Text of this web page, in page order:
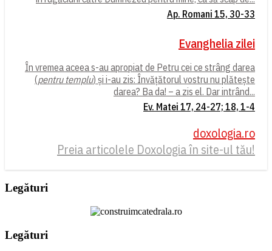
Ap. Romani 15, 30-33
Evanghelia zilei
În vremea aceea s-au apropiat de Petru cei ce strâng darea
(pentru templu) și i-au zis: Învățătorul vostru nu plătește
darea? Ba da! – a zis el. Dar intrând...
Ev. Matei 17, 24-27; 18, 1-4
doxologia.ro
Preia articolele Doxologia în site-ul tău!
Legături
Legături